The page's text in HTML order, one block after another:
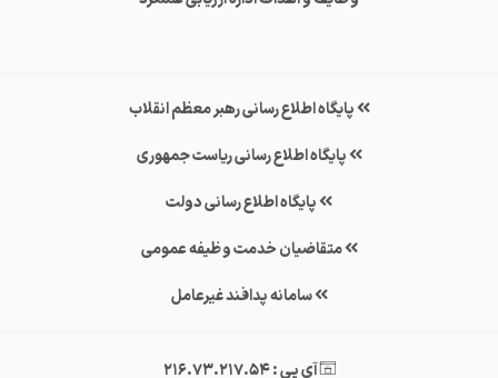
پایگاه اطلاع رسانی رهبر معظم انقلاب
پایگاه اطلاع رسانی ریاست جمهوری
پایگاه اطلاع رسانی دولت
متقاضیان خدمت وظیفه عمومی
سامانه پدافند غیرعامل
آی پی : 216.73.217.54